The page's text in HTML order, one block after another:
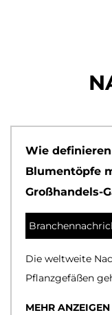
Wie
Blumentöpfe
Großhandels-
Die weltweite
Pflanzgefäßen
MEHR ANZEIGEN